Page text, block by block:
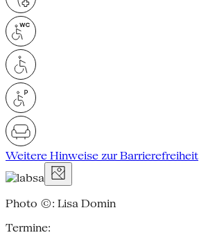
Weitere Hinweise zur Barrierefreiheit
Photo ©: Lisa Domin
Termine: